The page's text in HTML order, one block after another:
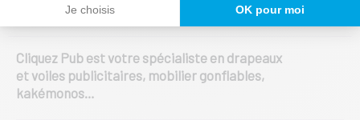
Je choisis OK pour moi
Cliquez Pub est votre spécialiste en drapeaux
et voiles publicitaires, mobilier gonflables,
kakémonos…